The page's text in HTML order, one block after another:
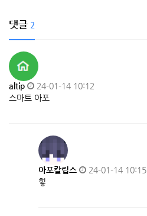
댓글 2
altip
24-01-14 10:12
스마트 아포
아포칼립스
24-01-14 10:15
힣